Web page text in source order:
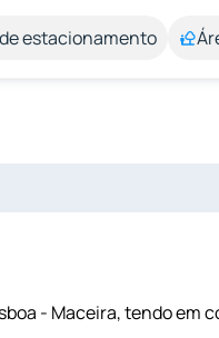
estacionamento
- Maceira, tendo em